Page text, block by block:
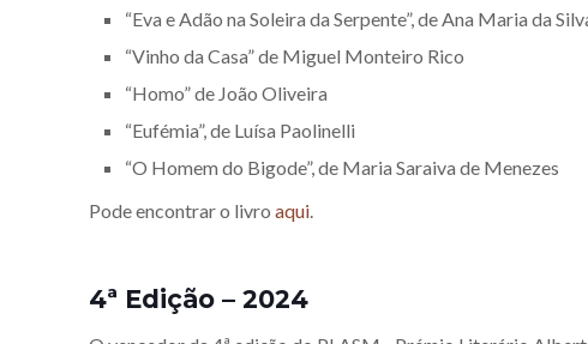
“Eva e Adão na Soleira da Serpente”, de Ana Maria da
“Vinho da Casa” de Miguel Monteiro Rico
“Homo” de João Oliveira
“Eufémia”, de Luísa Paolinelli
“O Homem do Bigode”, de Maria Saraiva de Menezes
Pode encontrar o livro aqui.
4ª Edição – 2024